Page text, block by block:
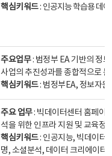
핵심키워드: 인공지능 학습용 데
주요업무: 범정부 EA 기반의 정
사업의 추진성과를 종합적으로
핵심키워드: 범정부EA, 정보자
주요 업무: 빅데이터센터 홈페이
석을 위한 인프라 지원 및 교육정
핵심키워드: 인공지능, 빅데이터,
명, 소셜분석, 데이터 크리에이터